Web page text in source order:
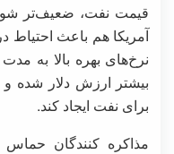
قیمت نفت، ضعیف‌تر
آمریکا هم باعث
نرخ‌های بهره بالا به
بیشتر ارزش دلار شده و
برای نفت ایجاد کند.
مذاکره کنندگان